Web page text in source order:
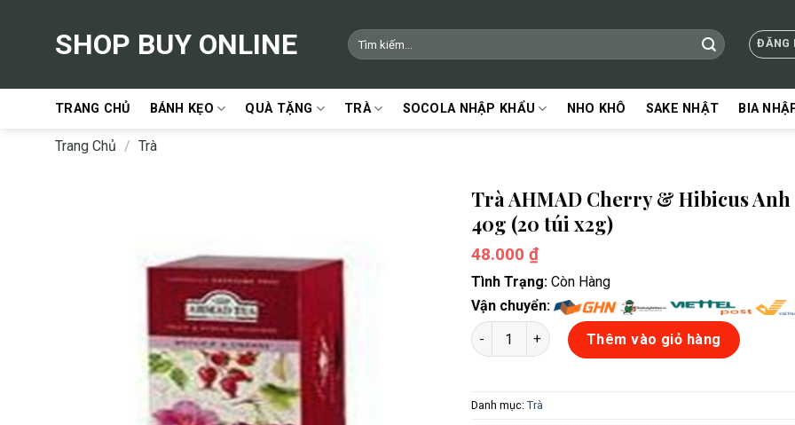
SHOP BUY ONLINE
Tìm
kiếm:
ĐĂNG
TRANG CHỦ BÁNH KẸO QUÀ TẶNG TRÀ SOCOLA NHẬP KHẨU NHO KHÔ SAKE NHẬT BIA
Trang Chủ / Trà
Trà AHMAD Cherry & Hibicus Anh
40g (20 túi x2g)
48.000 ₫
Tình Trạng: Còn Hàng
Vận chuyển:
Trà AHMAD Cherry & Hibicus Anh Quốc 40g (20 túi
Thêm vào giỏ hàng
Danh mục: Trà